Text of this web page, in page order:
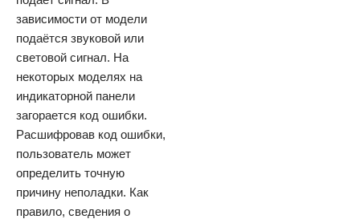
зависимости от модели
подаётся звуковой или
световой сигнал. На
некоторых моделях на
индикаторной панели
загорается код ошибки.
Расшифровав код ошибки,
пользователь может
определить точную
причину неполадки. Как
правило, сведения о